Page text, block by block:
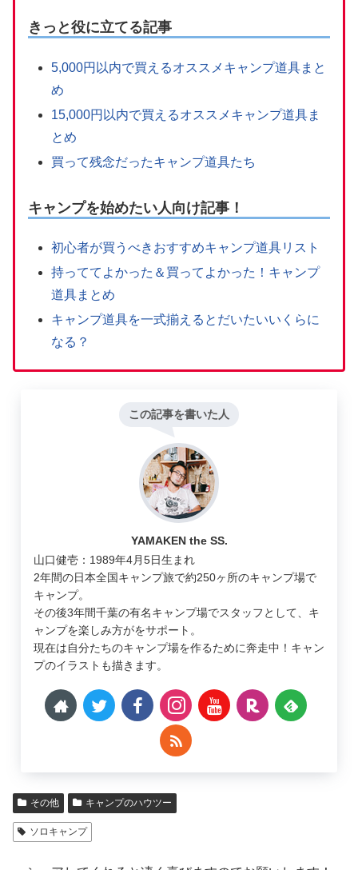
きっと役に立てる記事
5,000円以内で買えるオススメキャンプ道具まと
め
15,000円以内で買えるオススメキャンプ道具ま
とめ
買って残念だったキャンプ道具たち
キャンプを始めたい人向け記事！
初心者が買うべきおすすめキャンプ道具リスト
持っててよかった＆買ってよかった！キャンプ
道具まとめ
キャンプ道具を一式揃えるとだいたいいくらに
なる？
この記事を書いた人
YAMAKEN the SS.
山口健壱：1989年4月5日生まれ
2年間の日本全国キャンプ旅で約250ヶ所のキャンプ場で
キャンプ。
その後3年間千葉の有名キャンプ場でスタッフとして、キ
ャンプを楽しみ方がをサポート。
現在は自分たちのキャンプ場を作るために奔走中！キャン
プのイラストも描きます。
その他 キャンプのハウツー
ソロキャンプ